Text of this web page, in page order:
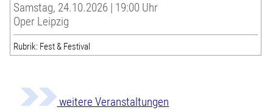
Samstag, 24.10.2026 | 19:00 Uhr
Oper Leipzig
Rubrik: Fest & Festival
weitere Veranstaltungen